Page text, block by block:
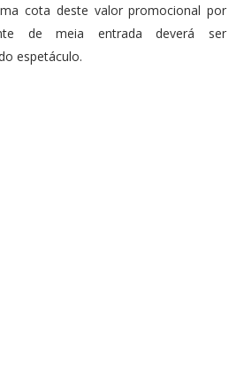
cota deste valor promocional por
de meia entrada deverá ser
espetáculo.